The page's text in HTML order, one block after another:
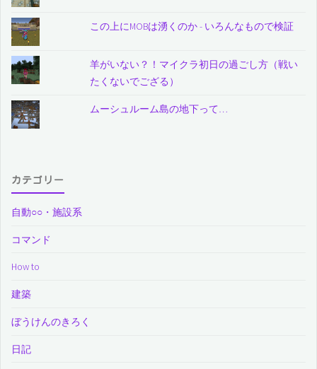
この上にMOBは湧くのか - いろんなもので検証
羊がいない？！マイクラ初日の過ごし方（戦い
たくないでござる）
ムーシュルーム島の地下って…
カテゴリー
自動○○・施設系
コマンド
How to
建築
ぼうけんのきろく
日記